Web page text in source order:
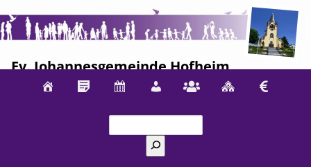
Ev. Johannesgemeinde Hofheim